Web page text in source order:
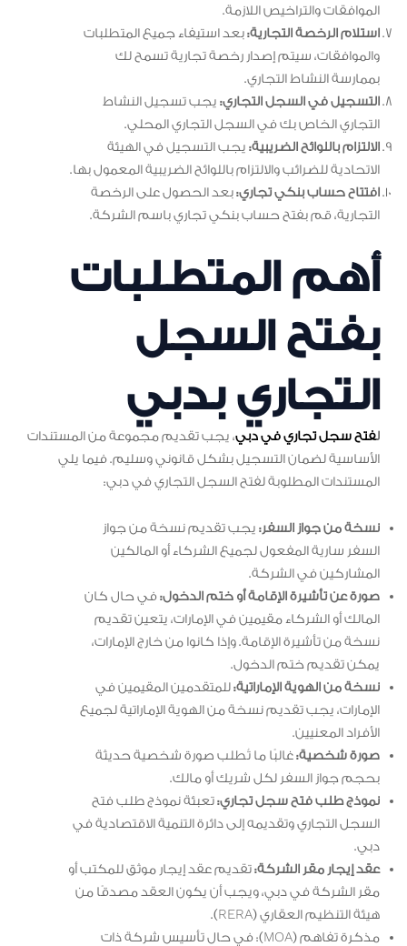
الموافقات والتراخيص اللازمة.
استلام الرخصة التجارية:بعد استيفاء جميع المتطلبات
والموافقات، سيتم إصدار رخصة تجارية تسمح لك
بممارسة النشاط التجاري.
التسجيل في السجل التجاري: يجب تسجيل النشاط
التجاري الخاص بك في السجل التجاري المحلي.
الالتزام باللوائح الضريبية: يجب التسجيل في الهيئة
الاتحادية للضرائب والالتزام باللوائح الضريبية المعمول بها.
افتتاح حساب بنكي تجاري:بعد الحصول على الرخصة
التجارية، قم بفتح حساب بنكي تجاري باسم الشركة.
أهم المتطلبات
بفتح السجل
التجاري بدبي
لفتح سجل تجاري في دبي، يجب تقديم مجموعة من المستندات
الأساسية لضمان التسجيل بشكل قانوني وسليم. فيما يلي
المستندات المطلوبة لفتح السجل التجاري في دبي:
نسخة من جواز السفر: يجب تقديم نسخة من جواز
السفر سارية المفعول لجميع الشركاء أو المالكين
المشاركين في الشركة.
صورة عن تأشيرة الإقامة أو ختم الدخول:في حال كان
المالك أو الشركاء مقيمين في الإمارات، يتعين تقديم
نسخة من تأشيرة الإقامة. وإذا كانوا من خارج الإمارات،
يمكن تقديم ختم الدخول.
نسخة من الهوية الإماراتية:للمتقدمين المقيمين في
الإمارات، يجب تقديم نسخة من الهوية الإماراتية لجميع
الأفراد المعنيين.
صورة شخصية:غالبًا ما تُطلب صورة شخصية حديثة
بحجم جواز السفر لكل شريك أو مالك.
نموذج طلب فتح سجل تجاري:تعبئة نموذج طلب فتح
السجل التجاري وتقديمه إلى دائرة التنمية الاقتصادية في
دبي.
عقد إيجار مقر الشركة:تقديم عقد إيجار موثق للمكتب أو
مقر الشركة في دبي، ويجب أن يكون العقد مصدقًا من
هيئة التنظيم العقاري (RERA).
مذكرة تفاهم (MOA): في حال تأسيس شركة ذات